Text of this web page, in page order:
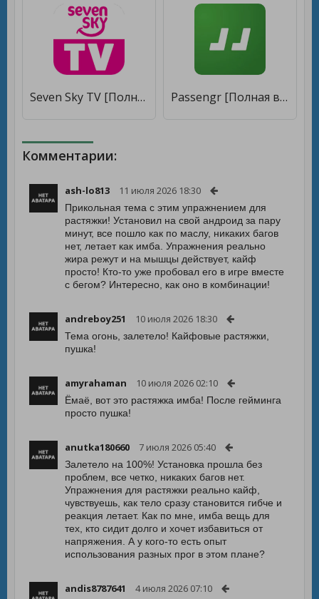
Seven Sky TV [Полная версия] Passengr [Полная версия]
Комментарии:
ash-lo813 11 июля 2026 18:30
Прикольная тема с этим упражнением для
растяжки! Установил на свой андроид за пару
минут, все пошло как по маслу, никаких багов
нет, летает как имба. Упражнения реально
жира режут и на мышцы действует, кайф
просто! Кто-то уже пробовал его в игре вместе
с бегом? Интересно, как оно в комбинации!
andreboy251 10 июля 2026 18:30
Тема огонь, залетело! Кайфовые растяжки,
пушка!
amyrahaman 10 июля 2026 02:10
Ёмаё, вот это растяжка имба! После гейминга
просто пушка!
anutka180660 7 июля 2026 05:40
Залетело на 100%! Установка прошла без
проблем, все четко, никаких багов нет.
Упражнения для растяжки реально кайф,
чувствуешь, как тело сразу становится гибче и
реакция летает. Как по мне, имба вещь для
тех, кто сидит долго и хочет избавиться от
напряжения. А у кого-то есть опыт
использования разных прог в этом плане?
andis8787641 4 июля 2026 07:10